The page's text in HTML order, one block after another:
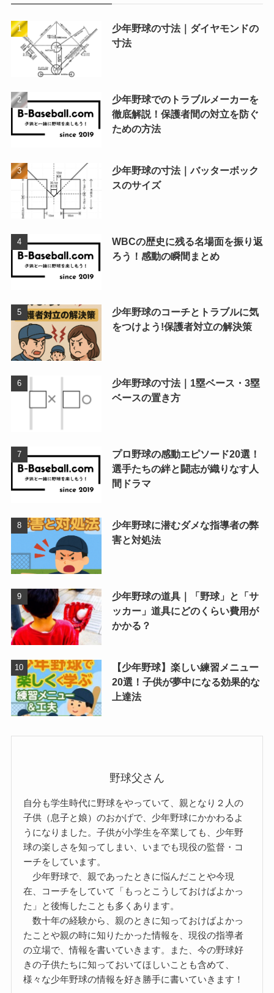
少年野球の寸法｜ダイヤモンドの
寸法
少年野球でのトラブルメーカーを
徹底解説！保護者間の対立を防ぐ
ための方法
少年野球の寸法｜バッターボック
スのサイズ
WBCの歴史に残る名場面を振り返
ろう！感動の瞬間まとめ
少年野球のコーチとトラブルに気
をつけよう!保護者対立の解決策
少年野球の寸法｜1塁ベース・3塁
ベースの置き方
プロ野球の感動エピソード20選！
選手たちの絆と闘志が織りなす人
間ドラマ
少年野球に潜むダメな指導者の弊
害と対処法
少年野球の道具｜「野球」と「サ
ッカー」道具にどのくらい費用が
かかる？
【少年野球】楽しい練習メニュー
20選！子供が夢中になる効果的な
上達法
野球父さん
自分も学生時代に野球をやっていて、親となり２人の
子供（息子と娘）のおかげで、少年野球にかかわるよ
うになりました。子供が小学生を卒業しても、少年野
球の楽しさを知ってしまい、いまでも現役の監督・コ
ーチをしています。
少年野球で、親であったときに悩んだことや今現
在、コーチをしていて「もっとこうしておけばよかっ
た」と後悔したことも多くあります。
数十年の経験から、親のときに知っておけばよかっ
たことや親の時に知りたかった情報を、現役の指導者
の立場で、情報を書いていきます。また、今の野球好
きの子供たちに知っておいてほしいことも含めて、
様々な少年野球の情報を好き勝手に書いていきます！